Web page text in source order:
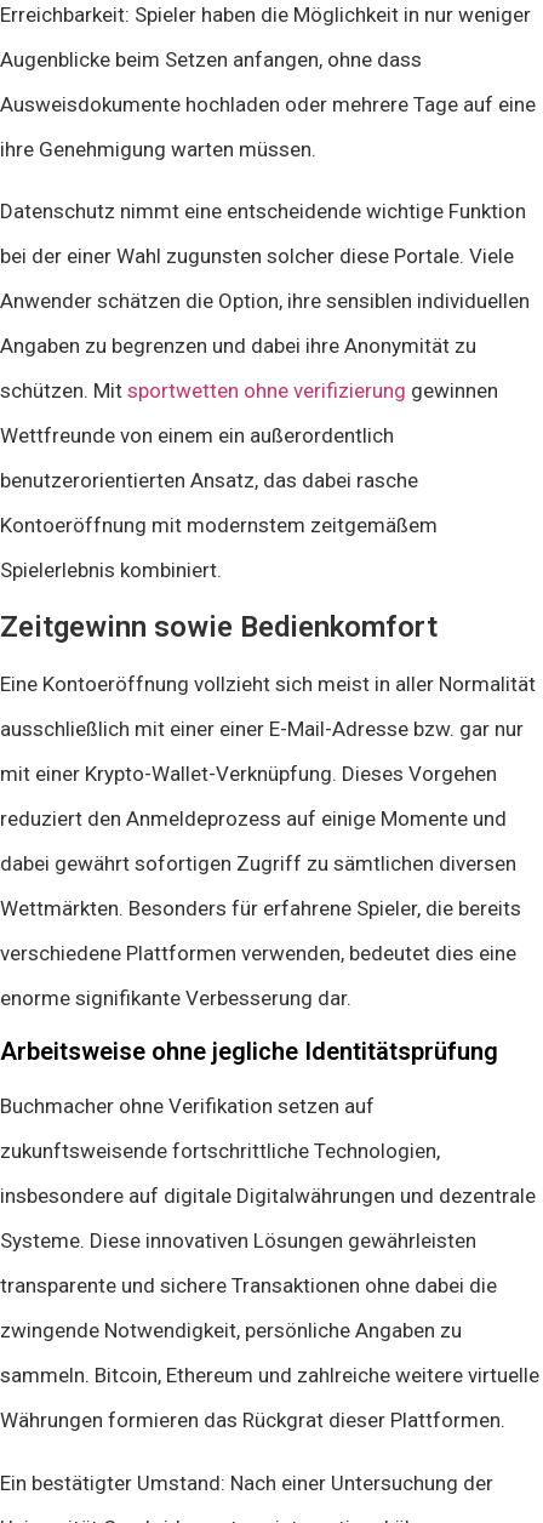
Erreichbarkeit: Spieler haben die Möglichkeit in nur weniger
Augenblicke beim Setzen anfangen, ohne dass
Ausweisdokumente hochladen oder mehrere Tage auf eine
ihre Genehmigung warten müssen.
Datenschutz nimmt eine entscheidende wichtige Funktion
bei der einer Wahl zugunsten solcher diese Portale. Viele
Anwender schätzen die Option, ihre sensiblen individuellen
Angaben zu begrenzen und dabei ihre Anonymität zu
schützen. Mit sportwetten ohne verifizierung gewinnen
Wettfreunde von einem ein außerordentlich
benutzerorientierten Ansatz, das dabei rasche
Kontoeröffnung mit modernstem zeitgemäßem
Spielerlebnis kombiniert.
Zeitgewinn sowie Bedienkomfort
Eine Kontoeröffnung vollzieht sich meist in aller Normalität
ausschließlich mit einer einer E-Mail-Adresse bzw. gar nur
mit einer Krypto-Wallet-Verknüpfung. Dieses Vorgehen
reduziert den Anmeldeprozess auf einige Momente und
dabei gewährt sofortigen Zugriff zu sämtlichen diversen
Wettmärkten. Besonders für erfahrene Spieler, die bereits
verschiedene Plattformen verwenden, bedeutet dies eine
enorme signifikante Verbesserung dar.
Arbeitsweise ohne jegliche Identitätsprüfung
Buchmacher ohne Verifikation setzen auf
zukunftsweisende fortschrittliche Technologien,
insbesondere auf digitale Digitalwährungen und dezentrale
Systeme. Diese innovativen Lösungen gewährleisten
transparente und sichere Transaktionen ohne dabei die
zwingende Notwendigkeit, persönliche Angaben zu
sammeln. Bitcoin, Ethereum und zahlreiche weitere virtuelle
Währungen formieren das Rückgrat dieser Plattformen.
Ein bestätigter Umstand: Nach einer Untersuchung der